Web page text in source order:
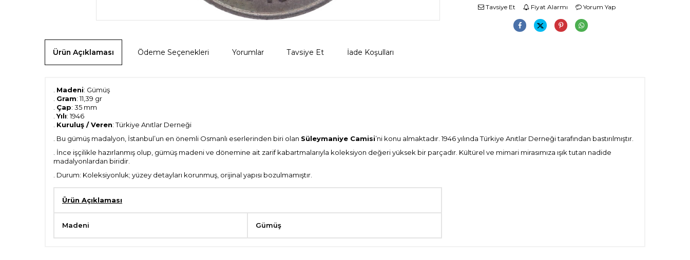
Tavsiye Et Fiyat Alarmı Yorum Yap
Ürün Açıklaması Ödeme Seçenekleri Yorumlar Tavsiye Et İade Koşulları
Madeni: Gümüş
Gram: 11,39 gr
Çap: 35 mm
.Yılı: 1946
Kuruluş / Veren: Türkiye Anıtlar Derneği
. Bu gümüş madalyon, İstanbul’un en önemli Osmanlı eserlerinden biri olan Süleymaniye Camisi’ni konu almaktadır. 1946 yılında Türkiye Anıtlar Derneği tarafından bastırılmıştır.
. İnce işçilikle hazırlanmış olup, gümüş madeni ve dönemine ait zarif kabartmalarıyla koleksiyon değeri yüksek bir parçadır. Kültürel ve mimari mirasımıza ışık tutan nadide
madalyonlardan biridir.
. Durum: Koleksiyonluk; yüzey detayları korunmuş, orijinal yapısı bozulmamıştır.
Ürün Açıklaması
Madeni Gümüş